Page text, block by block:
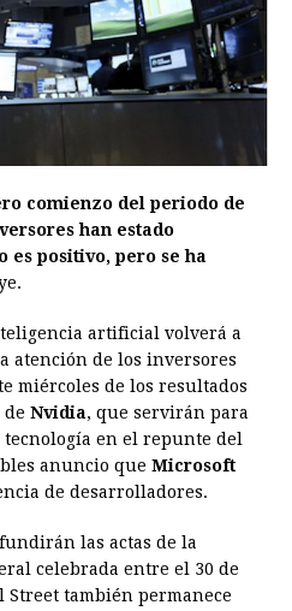
comienzo del periodo de
han estado
es positivo, pero se ha
artificial volverá a
atención de los inversores
miércoles de los resultados
Nvidia, que servirán para
en el repunte del
anuncio que Microsoft
de desarrolladores.
las actas de la
celebrada entre el 30 de
Street también permanece